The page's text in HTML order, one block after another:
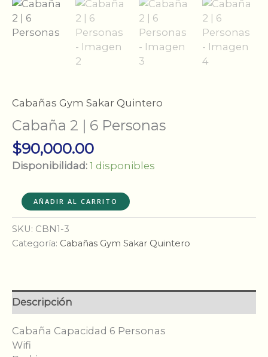
Cabañas Gym Sakar Quintero
Cabaña 2 | 6 Personas
$90,000.00
Disponibilidad: 1 disponibles
Cabaña
|
6
AÑADIR AL CARRITO
SKU: CBN1-3
Categoría: Cabañas Gym Sakar Quintero
Descripción
Cabaña Capacidad 6 Personas
Wifi